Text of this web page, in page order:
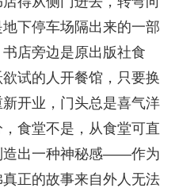
下停车场隔出来的一部
店旁边是原出版社食
试的人开餐馆，只要换
开业，门头总是喜气洋
食堂不是，从食堂可直
造出一种神秘感——作为
正的故事来自外人无法